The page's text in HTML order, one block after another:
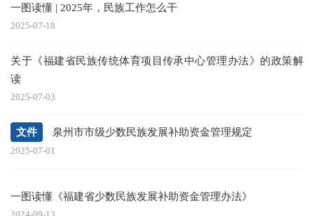
一图读懂 | 2025年，民族工作怎么干
2025-07-18
关于《福建省民族传统体育项目传承中心管理办法》的政策解
读
2025-07-03
文件 泉州市市级少数民族发展补助资金管理规定
2025-07-01
一图读懂《福建省少数民族发展补助资金管理办法》